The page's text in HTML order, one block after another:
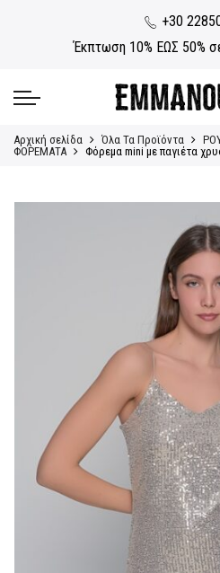
+30
Έκπτωση 10% ΕΩΣ 50%
Αρχική σελίδα Όλα Τα Προϊόντα
ΦΟΡΕΜΑΤΑ
Φόρεμα mini με παγιέτα